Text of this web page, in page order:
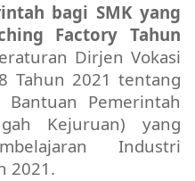
bagi SMK yang
Factory Tahun
Dirjen Vokasi
Tahun 2021 tentang
Bantuan Pemerintah
Kejuruan) yang
Industri
2021.